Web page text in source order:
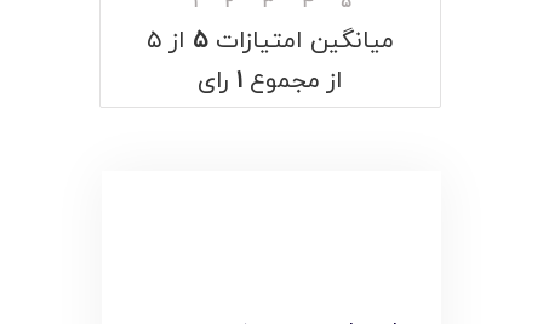
میانگین امتیازات ۵ از ۵
از مجموع ۱ رای